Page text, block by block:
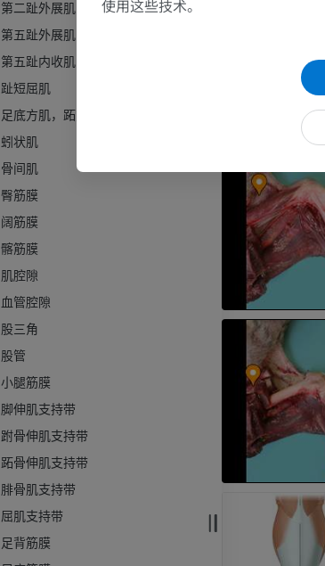
第二趾外展肌
第五趾外展肌
第五趾内收肌
趾短屈肌
足底方肌，跖方肌[副屈肌]
蚓状肌
骨间肌
臀筋膜
阔筋膜
髂筋膜
肌腔隙
血管腔隙
股三角
股管
小腿筋膜
脚伸肌支持带
跗骨伸肌支持带
跖骨伸肌支持带
腓骨肌支持带
屈肌支持带
足背筋膜
使用这些技术。